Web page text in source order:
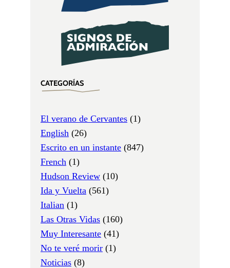
CATEGORÍAS
El verano de Cervantes (1)
English (26)
Escrito en un instante (847)
French (1)
Hudson Review (10)
Ida y Vuelta (561)
Italian (1)
Las Otras Vidas (160)
Muy Interesante (41)
No te veré morir (1)
Noticias (8)